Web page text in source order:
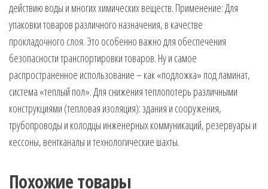
действию воды и многих химических веществ. Применение: Для
упаковки товаров различного назначения, в качестве
прокладочного слоя. Это особенно важно для обеспечения
безопасности транспортировки товаров. Ну и самое
распространенное использование – как «подложка» под ламинат,
система «теплый пол». Для снижения теплопотерь различными
конструкциями (тепловая изоляция): здания и сооружения,
трубопроводы и колодцы инженерных коммуникаций, резервуары и
кессоны, вентканалы и технологические шахты.
Похожие товары